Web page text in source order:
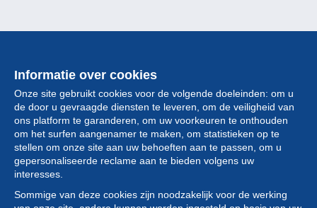
Informatie over cookies
Onze site gebruikt cookies voor de volgende doeleinden: om u
de door u gevraagde diensten te leveren, om de veiligheid van
ons platform te garanderen, om uw voorkeuren te onthouden
om het surfen aangenamer te maken, om statistieken op te
stellen om onze site aan uw behoeften aan te passen, om u
gepersonaliseerde reclame aan te bieden volgens uw
interesses.
Sommige van deze cookies zijn noodzakelijk voor de werking
Collectie
Nieuws